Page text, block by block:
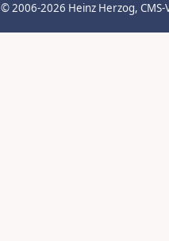
© 2006-2026 Heinz Herzog,